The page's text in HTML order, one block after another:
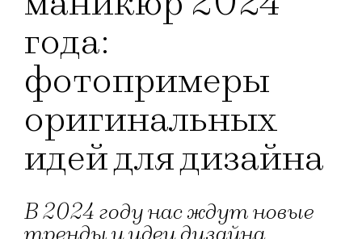
года:
фотопримеры
оригинальных
идей для дизайна
В 2024 году нас ждут новые